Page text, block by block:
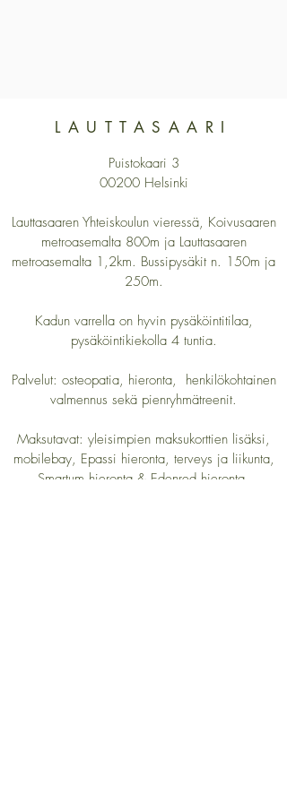
LAUTTASAARI
Puistokaari 3
00200 Helsinki
Lauttasaaren Yhteiskoulun vieressä, Koivusaaren
metroasemalta 800m ja Lauttasaaren
metroasemalta 1,2km. Bussipysäkit n. 150m ja
250m.
Kadun varrella on hyvin pysäköintitilaa,
pysäköintikiekolla 4 tuntia.
Palvelut: osteopatia, hieronta, henkilökohtainen
valmennus sekä pienryhmätreenit.
Maksutavat: yleisimpien maksukorttien lisäksi,
mobilebay, Epassi hieronta, terveys ja liikunta,
Smartum hieronta & Edenred hieronta.